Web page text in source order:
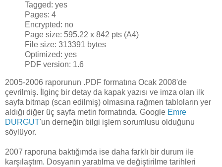
Tagged: yes
Pages: 4
Encrypted: no
Page size: 595.22 x 842 pts (A4)
File size: 313391 bytes
Optimized: yes
PDF version: 1.6
2005-2006 raporunun .PDF formatına Ocak 2008'de
çevrilmiş. İlginç bir detay da kapak yazısı ve imza olan ilk
sayfa bitmap (scan edilmiş) olmasına rağmen tabloların yer
aldığı diğer üç sayfa metin formatında. Google Emre
DURGUT'un derneğin bilgi işlem sorumlusu olduğunu
söylüyor.
2007 raporuna baktığımda ise daha farklı bir durum ile
karşılaştım. Dosyanın yaratılma ve değiştirilme tarihleri